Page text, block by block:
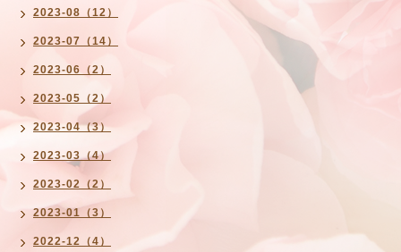
2023-08（12）
2023-07（14）
2023-06（2）
2023-05（2）
2023-04（3）
2023-03（4）
2023-02（2）
2023-01（3）
2022-12（4）